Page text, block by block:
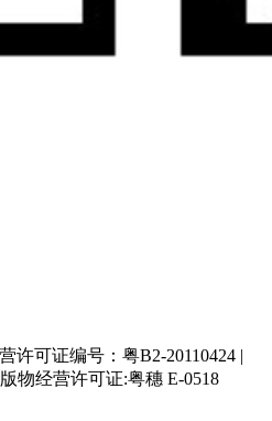
许可证编号：粤B2-20110424 |
物经营许可证:粤穗 E-0518